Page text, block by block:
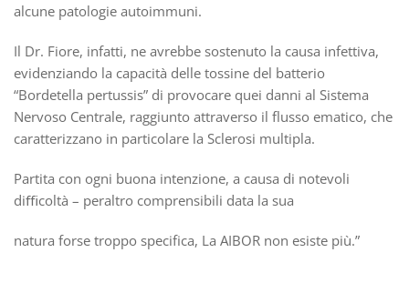
alcune patologie autoimmuni.
Il Dr. Fiore, infatti, ne avrebbe sostenuto la causa infettiva,
evidenziando la capacità delle tossine del batterio
“Bordetella pertussis” di provocare quei danni al Sistema
Nervoso Centrale, raggiunto attraverso il flusso ematico, che
caratterizzano in particolare la Sclerosi multipla.
Partita con ogni buona intenzione, a causa di notevoli
diﬃcoltà – peraltro comprensibili data la sua
natura forse troppo specifica, La AIBOR non esiste più.”